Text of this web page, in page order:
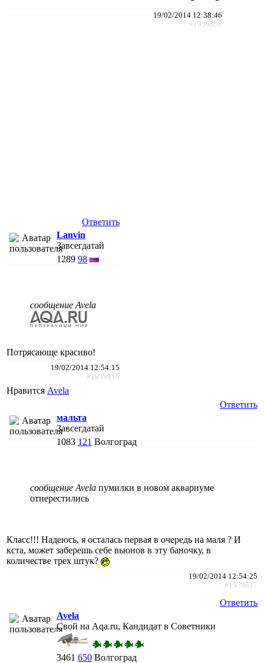
19/02/2014 12:38:46
#1939808
Ответить
Lanvin
Завсегдатай
1289 98
сообщение Avela
Потрясающе красиво!
19/02/2014 12:54:15
#1939816
Нравится Avela
Ответить
мальта
Завсегдатай
1083 121 Волгоград
сообщение Avela пумилки в новом аквариуме
отнерестились
Класс!!! Надеюсь, я осталась первая в очередь на маля ? И
кста, может заберешь себе вьюнов в эту баночку, в
количестве трех штук?
19/02/2014 12:54:25
#1939817
Ответить
Avela
Свой на Aqa.ru, Кандидат в Советники
3461 650 Волгоград